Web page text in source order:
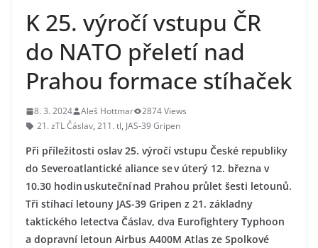
K 25. výročí vstupu ČR
do NATO přeletí nad
Prahou formace stíhaček
8. 3. 2024 Aleš Hottmar
2874 Views
21. zTL Čáslav, 211. tl, JAS-39 Gripen
Při příležitosti oslav 25. výročí vstupu České republiky
do Severoatlantické aliance se v úterý 12. března v
10.30 hodin uskuteční nad Prahou průlet šesti letounů.
Tři stíhací letouny JAS-39 Gripen z 21. základny
taktického letectva Čáslav, dva Eurofightery Typhoon
a dopravní letoun Airbus A400M Atlas ze Spolkové